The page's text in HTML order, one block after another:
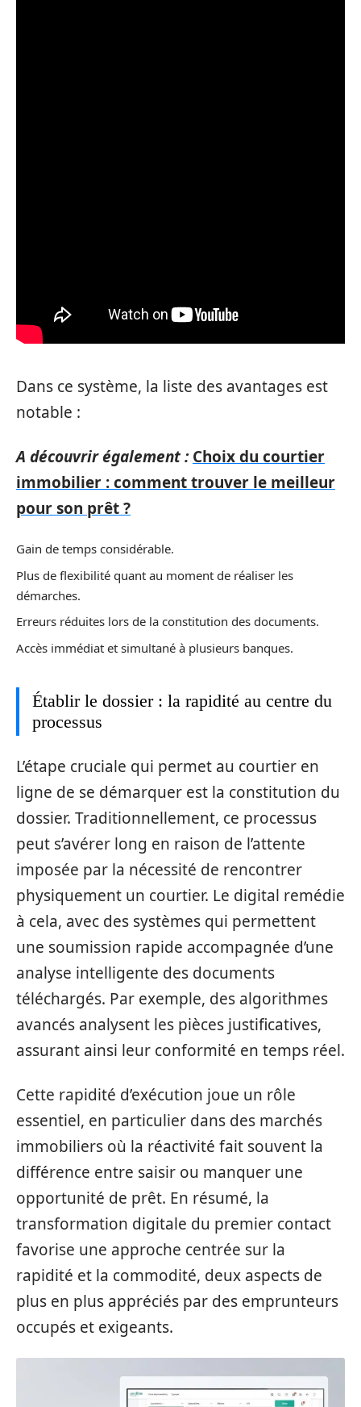
Dans ce système, la liste des avantages est
notable :
A découvrir également : Choix du courtier
immobilier : comment trouver le meilleur
pour son prêt ?
Gain de temps considérable.
Plus de flexibilité quant au moment de réaliser les
démarches.
Erreurs réduites lors de la constitution des documents.
Accès immédiat et simultané à plusieurs banques.
Établir le dossier : la rapidité au centre du
processus
L’étape cruciale qui permet au courtier en
ligne de se démarquer est la constitution du
dossier. Traditionnellement, ce processus
peut s’avérer long en raison de l’attente
imposée par la nécessité de rencontrer
physiquement un courtier. Le digital remédie
à cela, avec des systèmes qui permettent
une soumission rapide accompagnée d’une
analyse intelligente des documents
téléchargés. Par exemple, des algorithmes
avancés analysent les pièces justificatives,
assurant ainsi leur conformité en temps réel.
Cette rapidité d’exécution joue un rôle
essentiel, en particulier dans des marchés
immobiliers où la réactivité fait souvent la
différence entre saisir ou manquer une
opportunité de prêt. En résumé, la
transformation digitale du premier contact
favorise une approche centrée sur la
rapidité et la commodité, deux aspects de
plus en plus appréciés par des emprunteurs
occupés et exigeants.